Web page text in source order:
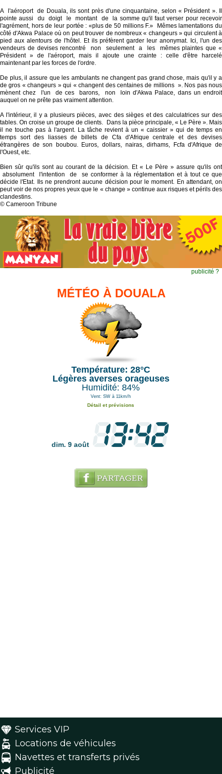
A l'aéroport de Douala, ils sont près d'une cinquantaine, selon « Président ». Il
pointe aussi du doigt le montant de la somme qu'il faut verser pour recevoir
l'agrément, hors de leur portée : «plus de 50 millions F.» Mêmes lamentations du
côté d'Akwa Palace où on peut trouver de nombreux « changeurs » qui circulent à
pied aux alentours de l'hôtel. Et ils préfèrent garder leur anonymat. Ici, l'un des
vendeurs de devises rencontré non seulement a les mêmes plaintes que «
Président » de l'aéroport, mais il ajoute une crainte : celle d'être harcelé
maintenant par les forces de l'ordre.
De plus, il assure que les ambulants ne changent pas grand chose, mais qu'il y a
de gros « changeurs » qui « changent des centaines de millions ». Nos pas nous
mènent chez l'un de ces barons, non loin d'Akwa Palace, dans un endroit
auquel on ne prête pas vraiment attention.
A l'intérieur, il y a plusieurs pièces, avec des sièges et des calculatrices sur des
tables. On croise un groupe de clients. Dans la pièce principale, « Le Père ». Mais
il ne touche pas à l'argent. La tâche revient à un « caissier » qui de temps en
temps sort des liasses de billets de Cfa d'Afrique centrale et des devises
étrangères de son boubou. Euros, dollars, nairas, dirhams, Fcfa d'Afrique de
l'Ouest, etc.
Bien sûr qu'ils sont au courant de la décision. Et « Le Père » assure qu'ils ont
absolument l'intention de se conformer à la réglementation et à tout ce que
décide l'Etat. Ils ne prendront aucune décision pour le moment. En attendant, on
peut voir de nos propres yeux que le « change » continue aux risques et périls des
clandestins.
© Cameroon Tribune
publicité ?
MÉTÉO À DOUALA
Température: 28°C
Légères averses orageuses
Humidité: 84%
Vent: SW à 11km/h
Détail et prévisions
dim. 9 août
Services VIP
Locations de véhicules
Navettes et transferts privés
Publicité